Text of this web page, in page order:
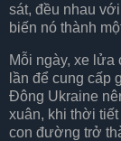
sát, đều nhau
biến nó thành
Mỗi ngày, xe
lần để cung cấp
Đông Ukraine
xuân, khi thời
con đường trở